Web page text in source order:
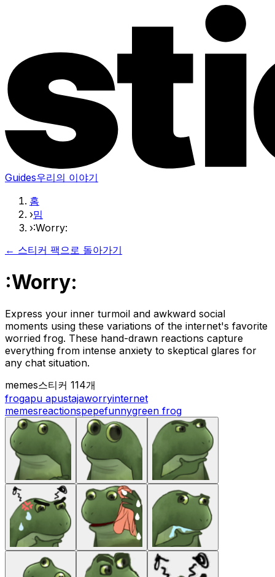
Guides우리의 이야기
홈
›밈
›:Worry:
← 스티커 팩으로 돌아가기
:Worry:
Express your inner turmoil and awkward social
moments using these variations of the internet's favorite
worried frog. These hand-drawn reactions capture
everything from intense anxiety to skeptical glares for
any chat situation.
memes스티커 114개
frogapu apustajaworryinternet
memesreactionspepefunnygreen frog